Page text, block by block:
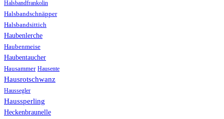
Halsbandfrankolin
Halsbandschnäpper
Halsbandsittich
Haubenlerche
Haubenmeise
Haubentaucher
Hausammer Hausente
Hausrotschwanz
Haussegler
Haussperling
Heckenbraunelle